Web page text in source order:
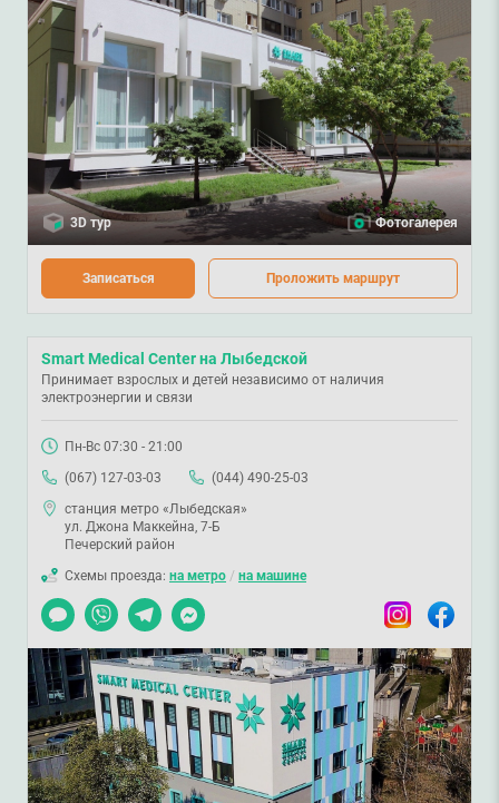
3D тур Фотогалерея
Записаться Проложить маршрут
Smart Medical Center на Лыбедской
Принимает взрослых и детей независимо от наличия
электроэнергии и связи
Пн-Вс 07:30 - 21:00
(067) 127-03-03
(044) 490-25-03
станция метро «Лыбедская»
ул. Джона Маккейна, 7-Б
Печерский район
Схемы проезда: на метро / на машине
Чат
Viber TelegramMessenger InstagramFacebook